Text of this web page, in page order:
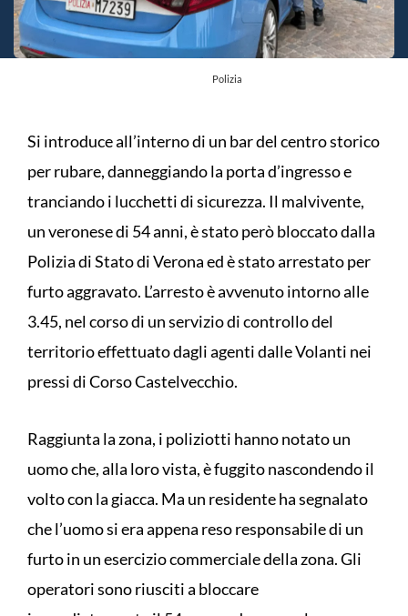
Polizia
Si introduce all’interno di un bar del centro storico
per rubare, danneggiando la porta d’ingresso e
tranciando i lucchetti di sicurezza. Il malvivente,
un veronese di 54 anni, è stato però bloccato dalla
Polizia di Stato di Verona ed è stato arrestato per
furto aggravato. L’arresto è avvenuto intorno alle
3.45, nel corso di un servizio di controllo del
territorio effettuato dagli agenti dalle Volanti nei
pressi di Corso Castelvecchio.
Raggiunta la zona, i poliziotti hanno notato un
uomo che, alla loro vista, è fuggito nascondendo il
volto con la giacca. Ma un residente ha segnalato
che l’uomo si era appena reso responsabile di un
furto in un esercizio commerciale della zona. Gli
operatori sono riusciti a bloccare